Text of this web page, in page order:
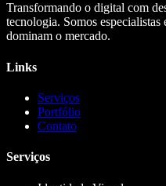
Transformando o digital com
tecnologia. Somos especialistas
dominam o mercado.
Links
Serviços
Portfólio
Contato
Serviços